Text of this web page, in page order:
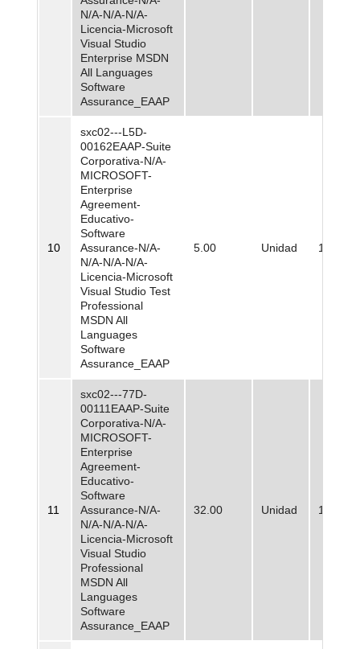
N/A-N/A-N/A-
Licencia-Microsoft
Visual Studio
Enterprise MSDN
All Languages
Software
Assurance_EAAP
10
sxc02---L5D-
00162EAAP-Suite
Corporativa-N/A-
MICROSOFT-
Enterprise
Agreement-
Educativo-
Software
Assurance-N/A-
N/A-N/A-N/A-
Licencia-Microsoft
Visual Studio Test
Professional
MSDN All
Languages
Software
Assurance_EAAP
5.00 Unidad
11
sxc02---77D-
00111EAAP-Suite
Corporativa-N/A-
MICROSOFT-
Enterprise
Agreement-
Educativo-
Software
Assurance-N/A-
N/A-N/A-N/A-
Licencia-Microsoft
Visual Studio
Professional
MSDN All
Languages
Software
Assurance_EAAP
32.00 Unidad